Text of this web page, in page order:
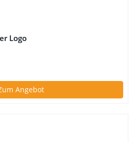
Logo
Angebot